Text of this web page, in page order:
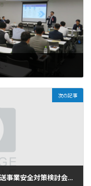
次の記事
【活動報告】国土交通省「自動車運送事業安全対策検討会」に出席しました